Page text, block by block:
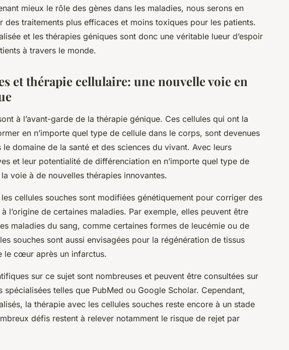
mieux le rôle des gènes dans les maladies, nous serons en
des traitements plus efficaces et moins toxiques pour les patients.
et les thérapies géniques sont donc une véritable lueur d’espoir
à travers le monde.
et thérapie cellulaire: une nouvelle voie en
à l’avant-garde de la thérapie génique. Ces cellules qui ont la
en n’importe quel type de cellule dans le corps, sont devenues
domaine de la santé et des sciences du vivant. Avec leurs
et leur potentialité de différenciation en n’importe quel type de
voie à de nouvelles thérapies innovantes.
les cellules souches sont modifiées génétiquement pour corriger des
l’origine de certaines maladies. Par exemple, elles peuvent être
maladies du sang, comme certaines formes de leucémie ou de
souches sont aussi envisagées pour la régénération de tissus
le cœur après un infarctus.
sur ce sujet sont nombreuses et peuvent être consultées sur
spécialisées telles que PubMed ou Google Scholar. Cependant,
la thérapie avec les cellules souches reste encore à un stade
défis restent à relever notamment le risque de rejet par